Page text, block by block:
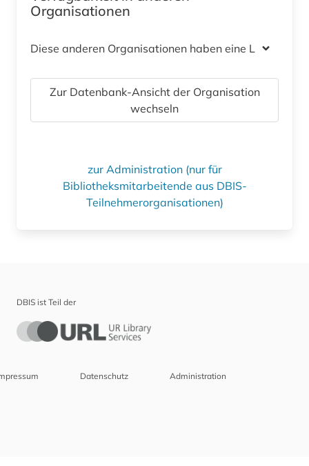
Organisationen
Diese anderen Organisationen haben eine Lizenz
Zur Datenbank-Ansicht der Organisation
wechseln
zur Administration (nur für
Bibliotheksmitarbeitende aus DBIS-
Teilnehmerorganisationen)
DBIS ist Teil der
Datenschutz Administration